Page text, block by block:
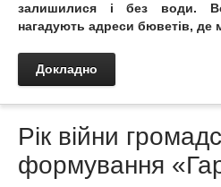
залишилися і без води.
нагадують адреси бюветів, де
Докладно
Рік війни
формування